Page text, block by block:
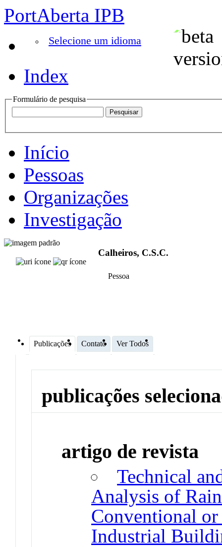
PortAberta IPB
Selecione um idioma
Index
Formulário de pesquisa
Início
Pessoas
Organizações
Investigação
Calheiros, C.S.C.
Pessoa
Publicações Contato Ver Todos
publicações
artigo de revista
Technical
Analysis of
Conventional
Industrial